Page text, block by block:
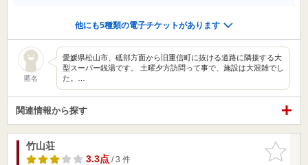
他にも5種類の電子チケットがあります
匿名
愛媛県松山市、砥部方面から旧重信町に抜ける道路に隣接する大
型スーパー銭湯です。 土曜夕方訪問って事で、施設は大混雑でし
た。…
関連情報から探す
お気に入
りに追加
竹山荘
3.3点/ 3 件